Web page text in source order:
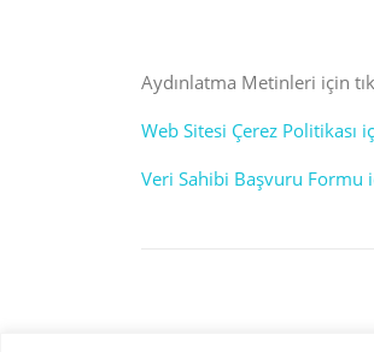
Aydınlatma Metinleri için
Web Sitesi Çerez Politikası
Veri Sahibi Başvuru Formu